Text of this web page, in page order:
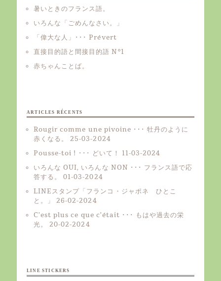
暑いときのフランス語。
いろんな「ごめんなさい。」
「偉大な人」･･･ Prévert
直接目的語と間接目的語 Nº1
赤ちゃんことば。
ARTICLES RÉCENTS
Rougir comme une pivoine ･･･ 牡丹のように
赤くなる。
25-03-2024
Pousse-toi ! ･･･ どいて！
11-03-2024
いろんな OUI, いろんな NON ･･･ フランス語で応
答する。
01-03-2024
LINEスタンプ「フランコ・ジャポネ ひとこ
と。」
26-02-2024
C’est plus ce que c’était ･･･ もはや過去の栄
光。
20-02-2024
LINE STICKERS